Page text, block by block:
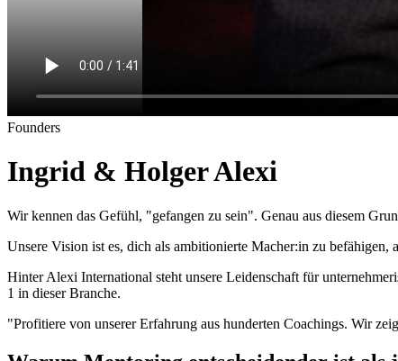
Founders
Ingrid & Holger Alexi
Wir kennen das Gefühl, "gefangen zu sein". Genau aus diesem
Unsere Vision ist es, dich als ambitionierte Macher:in zu
Hinter Alexi International steht unsere Leidenschaft für
1 in dieser Branche.
"Profitiere von unserer Erfahrung aus hunderten Coachings. Wir